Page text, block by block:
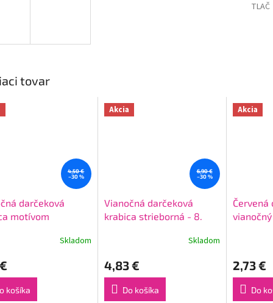
TLAČ
tovar
4,50 €
–30 %
darčeková
motívom
Skladom
košíka
Akcia
6,90 €
–30 %
Vianočná darčeková
krabica strieborná - 8.
Skladom
4,83 €
Do košíka
Akcia
Červená
2,73 €
Do